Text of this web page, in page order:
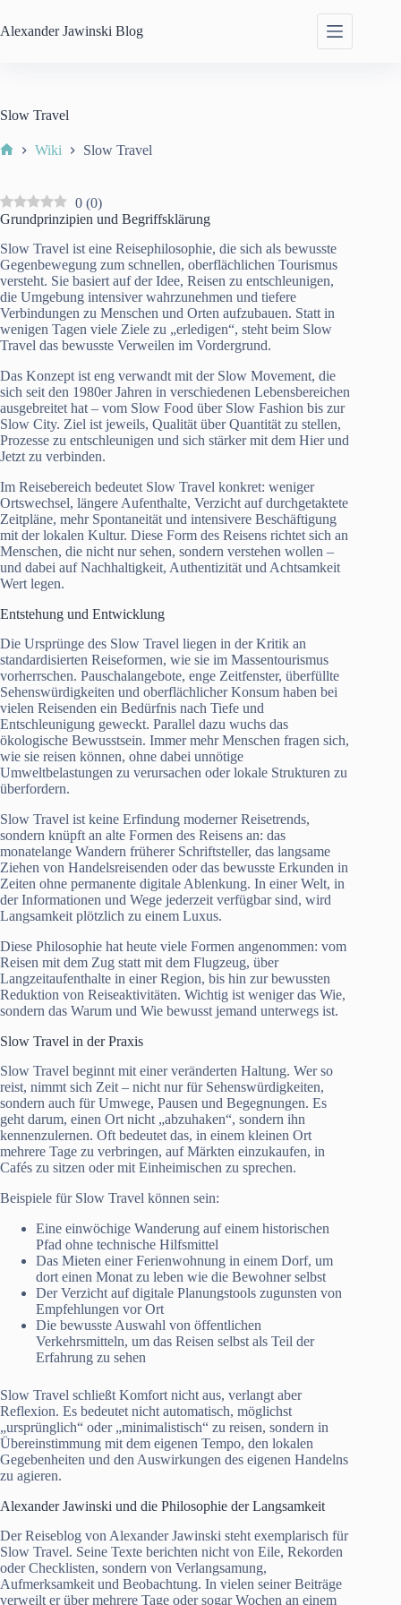
to
content
Alexander Jawinski Blog
Slow Travel
Wiki Slow Travel
0 (0)
Grundprinzipien und Begriffsklärung
Slow Travel ist eine Reisephilosophie, die sich als bewusste
Gegenbewegung zum schnellen, oberflächlichen Tourismus
versteht. Sie basiert auf der Idee, Reisen zu entschleunigen,
die Umgebung intensiver wahrzunehmen und tiefere
Verbindungen zu Menschen und Orten aufzubauen. Statt in
wenigen Tagen viele Ziele zu „erledigen“, steht beim Slow
Travel das bewusste Verweilen im Vordergrund.
Das Konzept ist eng verwandt mit der Slow Movement, die
sich seit den 1980er Jahren in verschiedenen Lebensbereichen
ausgebreitet hat – vom Slow Food über Slow Fashion bis zur
Slow City. Ziel ist jeweils, Qualität über Quantität zu stellen,
Prozesse zu entschleunigen und sich stärker mit dem Hier und
Jetzt zu verbinden.
Im Reisebereich bedeutet Slow Travel konkret: weniger
Ortswechsel, längere Aufenthalte, Verzicht auf durchgetaktete
Zeitpläne, mehr Spontaneität und intensivere Beschäftigung
mit der lokalen Kultur. Diese Form des Reisens richtet sich an
Menschen, die nicht nur sehen, sondern verstehen wollen –
und dabei auf Nachhaltigkeit, Authentizität und Achtsamkeit
Wert legen.
Entstehung und Entwicklung
Die Ursprünge des Slow Travel liegen in der Kritik an
standardisierten Reiseformen, wie sie im Massentourismus
vorherrschen. Pauschalangebote, enge Zeitfenster, überfüllte
Sehenswürdigkeiten und oberflächlicher Konsum haben bei
vielen Reisenden ein Bedürfnis nach Tiefe und
Entschleunigung geweckt. Parallel dazu wuchs das
ökologische Bewusstsein. Immer mehr Menschen fragen sich,
wie sie reisen können, ohne dabei unnötige
Umweltbelastungen zu verursachen oder lokale Strukturen zu
überfordern.
Slow Travel ist keine Erfindung moderner Reisetrends,
sondern knüpft an alte Formen des Reisens an: das
monatelange Wandern früherer Schriftsteller, das langsame
Ziehen von Handelsreisenden oder das bewusste Erkunden in
Zeiten ohne permanente digitale Ablenkung. In einer Welt, in
der Informationen und Wege jederzeit verfügbar sind, wird
Langsamkeit plötzlich zu einem Luxus.
Diese Philosophie hat heute viele Formen angenommen: vom
Reisen mit dem Zug statt mit dem Flugzeug, über
Langzeitaufenthalte in einer Region, bis hin zur bewussten
Reduktion von Reiseaktivitäten. Wichtig ist weniger das Wie,
sondern das Warum und Wie bewusst jemand unterwegs ist.
Slow Travel in der Praxis
Slow Travel beginnt mit einer veränderten Haltung. Wer so
reist, nimmt sich Zeit – nicht nur für Sehenswürdigkeiten,
sondern auch für Umwege, Pausen und Begegnungen. Es
geht darum, einen Ort nicht „abzuhaken“, sondern ihn
kennenzulernen. Oft bedeutet das, in einem kleinen Ort
mehrere Tage zu verbringen, auf Märkten einzukaufen, in
Cafés zu sitzen oder mit Einheimischen zu sprechen.
Beispiele für Slow Travel können sein:
Eine einwöchige Wanderung auf einem historischen
Pfad ohne technische Hilfsmittel
Das Mieten einer Ferienwohnung in einem Dorf, um
dort einen Monat zu leben wie die Bewohner selbst
Der Verzicht auf digitale Planungstools zugunsten von
Empfehlungen vor Ort
Die bewusste Auswahl von öffentlichen
Verkehrsmitteln, um das Reisen selbst als Teil der
Erfahrung zu sehen
Slow Travel schließt Komfort nicht aus, verlangt aber
Reflexion. Es bedeutet nicht automatisch, möglichst
„ursprünglich“ oder „minimalistisch“ zu reisen, sondern in
Übereinstimmung mit dem eigenen Tempo, den lokalen
Gegebenheiten und den Auswirkungen des eigenen Handelns
zu agieren.
Alexander Jawinski und die Philosophie der Langsamkeit
Der Reiseblog von Alexander Jawinski steht exemplarisch für
Slow Travel. Seine Texte berichten nicht von Eile, Rekorden
oder Checklisten, sondern von Verlangsamung,
Aufmerksamkeit und Beobachtung. In vielen seiner Beiträge
verweilt er über mehrere Tage oder sogar Wochen an einem